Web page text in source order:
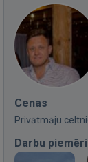
Cenas
Privātmāju
Darbu piemēri